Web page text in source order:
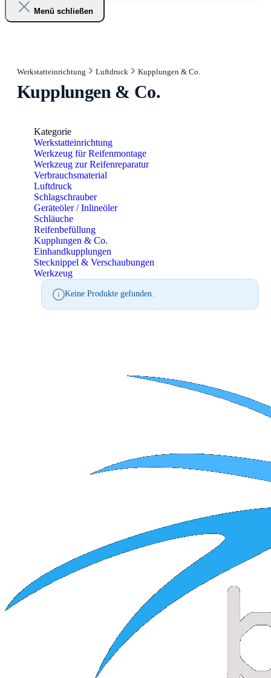
Menü schließen
Werkstatteinrichtung Luftdruck Kupplungen & Co.
Kupplungen & Co.
Kategorie
Werkstatteinrichtung
Werkzeug für Reifenmontage
Werkzeug zur Reifenreparatur
Verbrauchsmaterial
Luftdruck
Schlagschrauber
Geräteöler / Inlineöler
Schläuche
Reifenbefüllung
Kupplungen & Co.
Einhandkupplungen
Stecknippel & Verschaubungen
Werkzeug
Keine Produkte gefunden.